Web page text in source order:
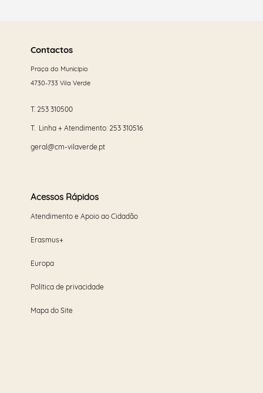
maisContactos
Praça do Município
4730-733 Vila Verde
T. 253 310500
T. Linha + Atendimento: 253 310516
geral@cm-vilaverde.pt
Acessos Rápidos
Atendimento e Apoio ao Cidadão
Erasmus+
Europa
Política de privacidade
Mapa do Site